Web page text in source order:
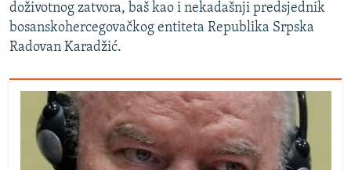
doživotnog zatvora, baš kao i nekadašnji predsjednik
bosanskohercegovačkog entiteta Republika Srpska
Radovan Karadžić.